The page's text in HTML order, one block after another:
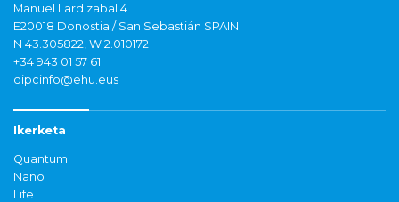
Manuel Lardizabal 4
E20018 Donostia / San Sebastián SPAIN
N 43.305822, W 2.010172
+34 943 01 57 61
dipcinfo@ehu.eus
Ikerketa
Quantum
Nano
Life